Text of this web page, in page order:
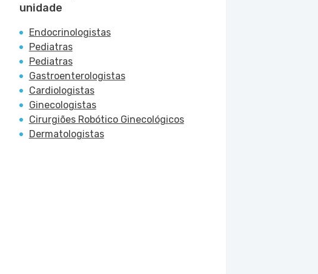
unidade
Endocrinologistas
Pediatras
Pediatras
Gastroenterologistas
Cardiologistas
Ginecologistas
Cirurgiões Robótico Ginecológicos
Dermatologistas